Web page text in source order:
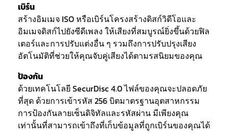
เบิร์น
สร้างอิมเมจ ISO หรือเบิร์นโครงสร้างดิสก์วิดีโอและ
อิมเมจดิสก์ไปยังซีดีเพลง ให้เสียงที่สมบูรณ์ยิ่งขึ้นด้วยฟิล
เตอร์และการปรับแต่งอื่น ๆ รวมถึงการปรับปรุงเสียง
อัตโนมัติที่ช่วยให้คุณจับคู่เสียงได้ตามรสนิยมของคุณ
ป้องกัน
ด้วยเทคโนโลยี SecurDisc 4.0 ไฟล์ของคุณจะปลอดภัย
ที่สุด ด้วยการเข้ารหัส 256 บิตมาตรฐานอุตสาหกรรม
การป้องกันลายเซ็นดิจิทัลและรหัสผ่าน มีเพียงคุณ
เท่านั้นที่สามารถเข้าถึงที่เก็บข้อมูลที่ถูกเบิร์นของคุณได้